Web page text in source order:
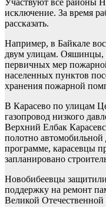
Участвуют все районы
исключение. За время
рассказать.
Например, в Байкале
двум улицам. Ояшинцы,
первичных мер
населенных пунктов
хранения пожарной
В Карасево по улицам
газопровод низкого
Верхний Елбак
полотно автомобильной
программе, карасевцы
запланировано
Новобибеевцы
поддержку на ремонт
Великой